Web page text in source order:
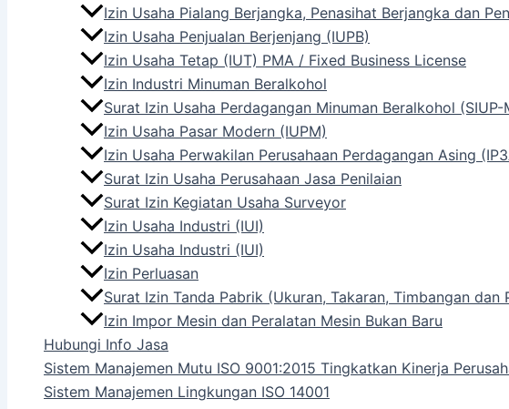
Izin Usaha Pialang Berjangka, Penasihat Berjangka dan
Izin Usaha Penjualan Berjenjang (IUPB)
Izin Usaha Tetap (IUT) PMA / Fixed Business License
Izin Industri Minuman Beralkohol
Surat Izin Usaha Perdagangan Minuman Beralkohol (SIUP-
Izin Usaha Pasar Modern (IUPM)
Izin Usaha Perwakilan Perusahaan Perdagangan Asing
Surat Izin Usaha Perusahaan Jasa Penilaian
Surat Izin Kegiatan Usaha Surveyor
Izin Usaha Industri (IUI)
Izin Usaha Industri (IUI)
Izin Perluasan
Surat Izin Tanda Pabrik (Ukuran, Takaran, Timbangan dan
Izin Impor Mesin dan Peralatan Mesin Bukan Baru
Hubungi Info Jasa
Sistem Manajemen Mutu ISO 9001:2015 Tingkatkan Kinerja
Sistem Manajemen Lingkungan ISO 14001